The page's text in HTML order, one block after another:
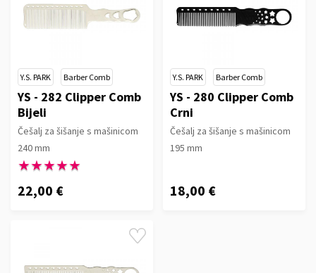
Y.S. PARK Barber Comb
YS - 282 Clipper Comb
Bijeli
Češalj za šišanje s mašinicom
240 mm
★★★★★
★★★★★
22,00 €
Y.S. PARK Barber Comb
YS - 280 Clipper Comb
Crni
Češalj za šišanje s mašinicom
195 mm
18,00 €